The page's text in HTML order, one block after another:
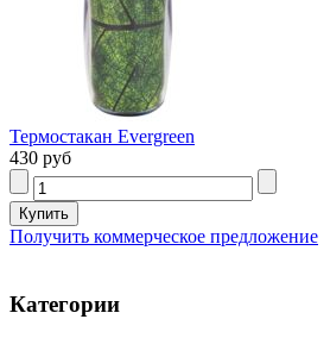
Термостакан Evergreen
430 руб
Получить коммерческое предложение
Категории